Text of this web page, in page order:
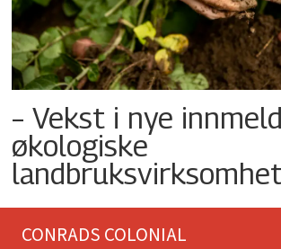
– Vekst i nye
økologiske
CONRADS COLONIAL